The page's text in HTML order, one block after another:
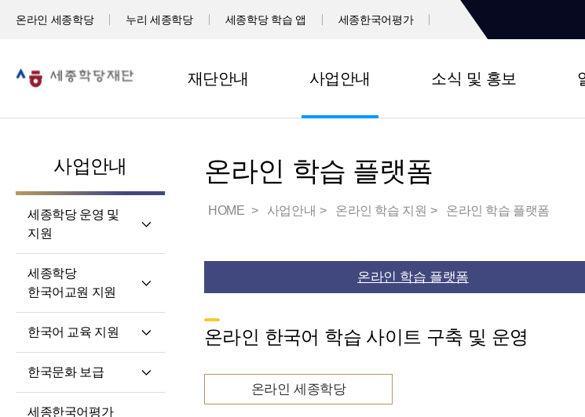
온라인 세종학당 누리 세종학당 세종학당 학습 앱 세종한국어평가
재단안내 사업안내 소식 및 홍보
사업안내
세종학당 운영 및
지원
세종학당 신규 지정
세종학당 운영 지원
세종학당
한국어교원 지원
한국어교원의 직무와
핵심 역량
교원 전문성 강화
파견교원 지원
한국어 교육 지원
한국문화 보급
세종한국어평가
온라인 학습 플랫폼
HOME 사업안내 온라인 학습 지원 온라인 학습 플랫폼
온라인 학습 플랫폼
온라인 한국어 학습 사이트 구축 및 운영
온라인 세종학당